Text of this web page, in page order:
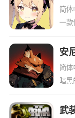
简体
一款
安
简体
暗
武